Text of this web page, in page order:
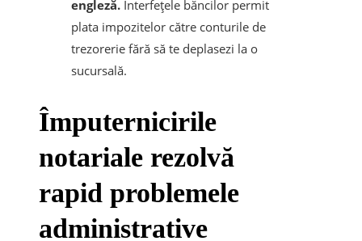
engleză. Interfețele băncilor permit
plata impozitelor către conturile de
trezorerie fără să te deplasezi la o
sucursală.
​Împuternicirile
notariale rezolvă
rapid problemele
administrative